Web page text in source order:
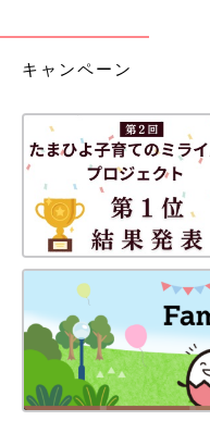
キャンペーン